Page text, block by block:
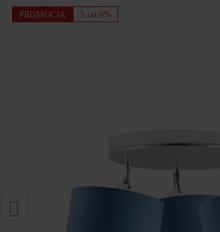
PROMOCJA 5 rat 0%